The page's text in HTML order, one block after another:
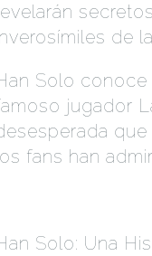
de
Solo
jugador
fans han
Solo: Una